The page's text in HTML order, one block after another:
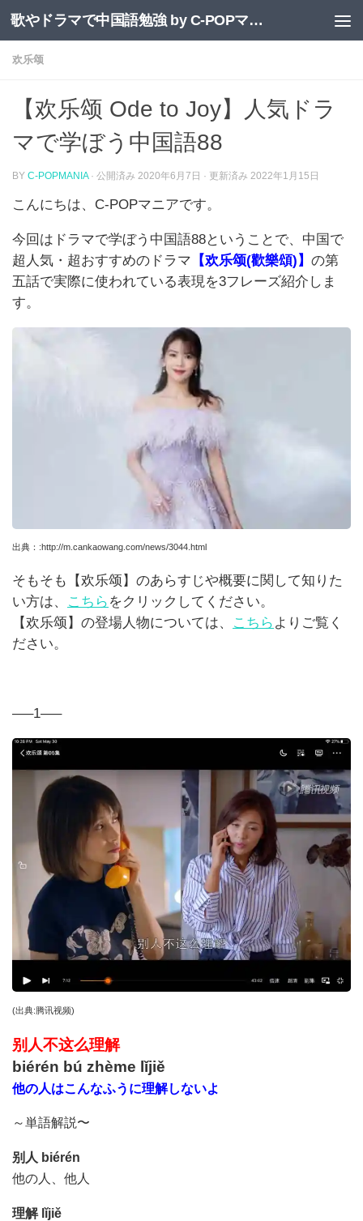
コンテンツへスキップ 歌やドラマで中国語勉強 by C-POPマニア
欢乐颂
【欢乐颂 Ode to Joy】人気ドラ
マで学ぼう中国語88
BY C-POPMANIA · 公開済み 2020年6月7日 · 更新済み 2022年1月15日
こんにちは、 C-POPマニアです。
今回はドラマで学ぼう中国語88ということで、中国で
超人気・超おすすめのドラマ 【欢乐颂(歡樂頌) 】 の第
五話で実際に使われている表現を3フレーズ紹介しま
す。
出典： :http://m.cankaowang.com/news/3044.html
そもそも【欢乐颂】のあらすじや概要に関して知りた
い方は、
こちら をクリックしてください。
【欢乐颂】の登場人物については、 こちら よりご覧く
ださい。
—–1—–
(出典:腾讯视频)
别人不这么理解
biérén bú zhème lǐjiě
他の人はこんなふうに理解しないよ
～単語解説〜
别人 biérén
他の人、他人
理解 lǐjiě